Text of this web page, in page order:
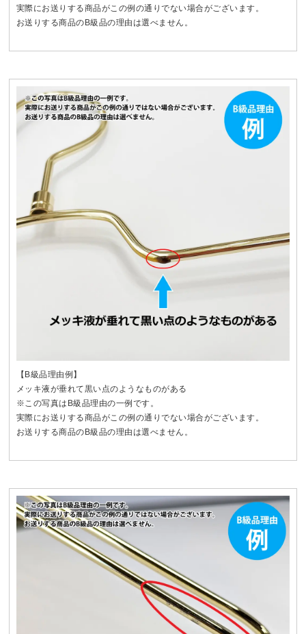
実際にお送りする商品がこの例の通りでない場合がございます。
お送りする商品のB級品の理由は選べません。
【B級品理由例】
メッキ液が垂れて黒い点のようなものがある
※この写真はB級品理由の一例です。
実際にお送りする商品がこの例の通りでない場合がございます。
お送りする商品のB級品の理由は選べません。